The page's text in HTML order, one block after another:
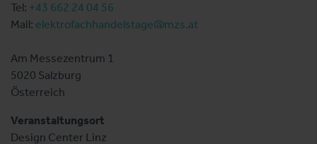
Tel: +43 662 24 04 56
Mail: elektrofachhandelstage@mzs.at
Am Messezentrum 1
5020 Salzburg
Österreich
Veranstaltungsort
Design Center Linz